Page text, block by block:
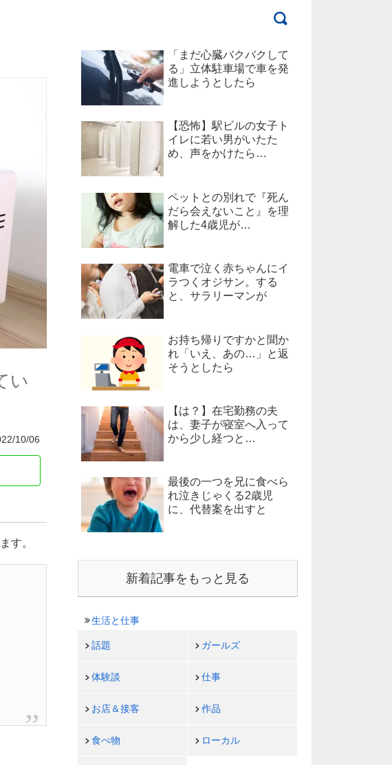
い
10/06
す。
「まだ心臓バクバクして
る」立体駐車場で車を発
進しようとしたら
【恐怖】駅ビルの女子ト
イレに若い男がいたた
め、声をかけたら…
ペットとの別れで『死ん
だら会えないこと』を理
解した4歳児が…
電車で泣く赤ちゃんにイ
ラつくオジサン。する
と、サラリーマンが
お持ち帰りですかと聞か
れ「いえ、あの…」と返
そうとしたら
【は？】在宅勤務の夫
は、妻子が寝室へ入って
から少し経つと…
最後の一つを兄に食べら
れ泣きじゃくる2歳児
に、代替案を出すと
新着記事をもっと見る
生活と仕事
話題 ガールズ
体験談 仕事
お店＆接客 作品
食べ物 ローカル